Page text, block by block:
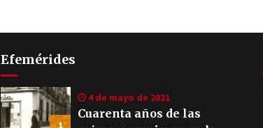
Efemérides
1
4 de mayo de 2021
Cuarenta años de las